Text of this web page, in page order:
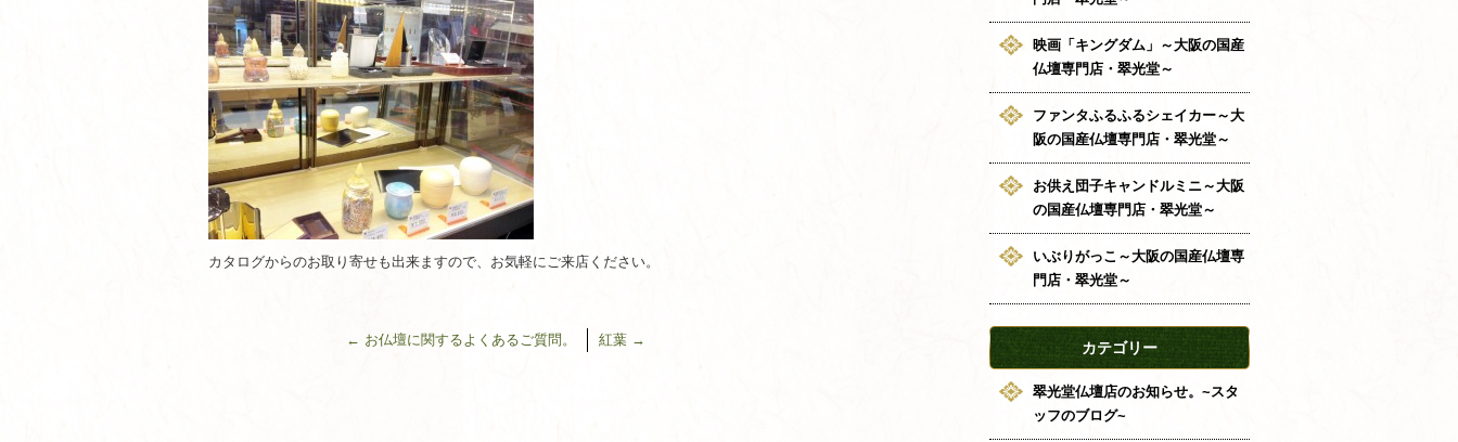
カタログからのお取り寄せも出来ますので、お気軽にご来店ください。
← お仏壇に関するよくあるご質問。 紅葉 →
映画「キングダム」～大阪の国産
仏壇専門店・翠光堂～
ファンタふるふるシェイカー～大
阪の国産仏壇専門店・翠光堂～
お供え団子キャンドルミニ～大阪
の国産仏壇専門店・翠光堂～
いぶりがっこ～大阪の国産仏壇専
門店・翠光堂～
カテゴリー
翠光堂仏壇店のお知らせ。~スタ
ッフのブログ~